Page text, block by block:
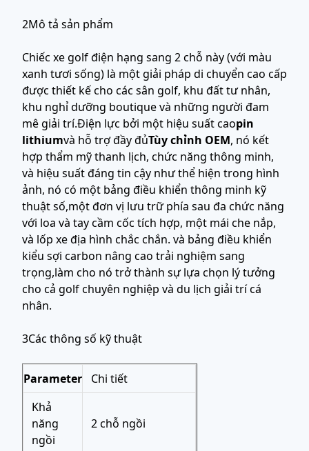
2Mô tả sản phẩm
Chiếc xe golf điện hạng sang 2 chỗ này (với màu
xanh tươi sống) là một giải pháp di chuyển cao cấp
được thiết kế cho các sân golf, khu đất tư nhân,
khu nghỉ dưỡng boutique và những người đam
mê giải trí.Điện lực bởi một hiệu suất caopin
lithiumvà hỗ trợ đầy đủTùy chỉnh OEM, nó kết
hợp thẩm mỹ thanh lịch, chức năng thông minh,
và hiệu suất đáng tin cậy như thể hiện trong hình
ảnh, nó có một bảng điều khiển thông minh kỹ
thuật số,một đơn vị lưu trữ phía sau đa chức năng
với loa và tay cầm cốc tích hợp, một mái che nắp,
và lốp xe địa hình chắc chắn. và bảng điều khiển
kiểu sợi carbon nâng cao trải nghiệm sang
trọng,làm cho nó trở thành sự lựa chọn lý tưởng
cho cả golf chuyên nghiệp và du lịch giải trí cá
nhân.
3Các thông số kỹ thuật
Parameter
Chi tiết
Khả
năng
ngồi
2 chỗ ngồi